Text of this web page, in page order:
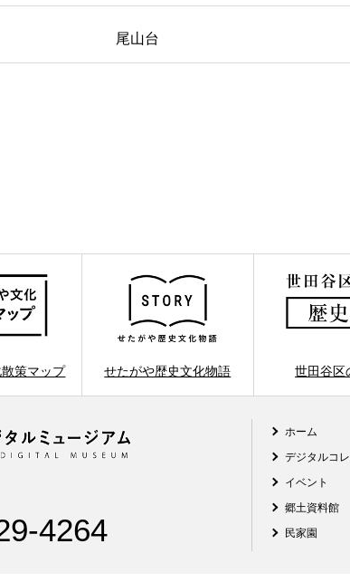
尾山台
策マップ せたがや歴史文化物語 世田谷区
4264
ホーム
デジタルコ
イベント
郷土資料館
民家園